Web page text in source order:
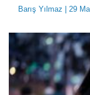
Barış Yılmaz | 29